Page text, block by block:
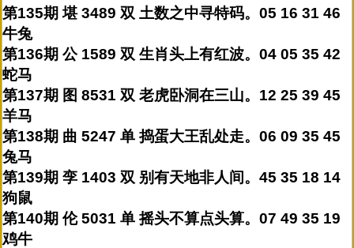
第135期 堪 3489 双 土数之中寻特码。05 16 31 46
牛兔
第136期 公 1589 双 生肖头上有红波。04 05 35 42
蛇马
第137期 图 8531 双 老虎卧洞在三山。12 25 39 45
羊马
第138期 曲 5247 单 捣蛋大王乱处走。06 09 35 45
兔马
第139期 孪 1403 双 别有天地非人间。45 35 18 14
狗鼠
第140期 伦 5031 单 摇头不算点头算。07 49 35 19
鸡牛